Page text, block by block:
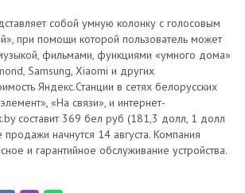
собой умную колонку с голосовым
при помощи которой пользователь может
фильмами, функциями «умного дома»
Samsung, Xiaomi и других
Яндекс.Станции в сетях белорусских
«На связи», и интернет-
составит 369 бел руб (181,3 долл, 1 долл
начнутся 14 августа. Компания
и гарантийное обслуживание устройства.